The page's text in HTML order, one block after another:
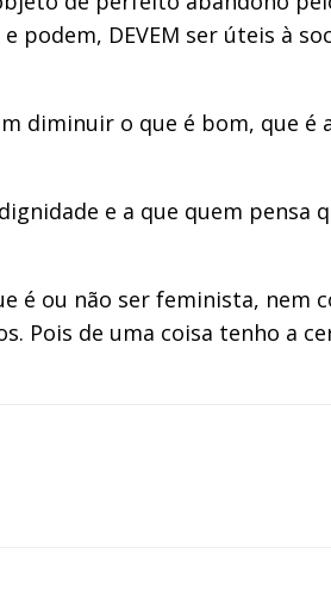
DEVEM ser úteis à
diminuir o que é bom, que é
e a que quem
ou não ser feminista, nem
Pois de uma coisa tenho a